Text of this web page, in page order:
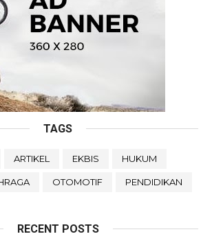
TAGS
ARTIKEL EKBIS HUKUM
OTOMOTIF PENDIDIKAN
RECENT POSTS